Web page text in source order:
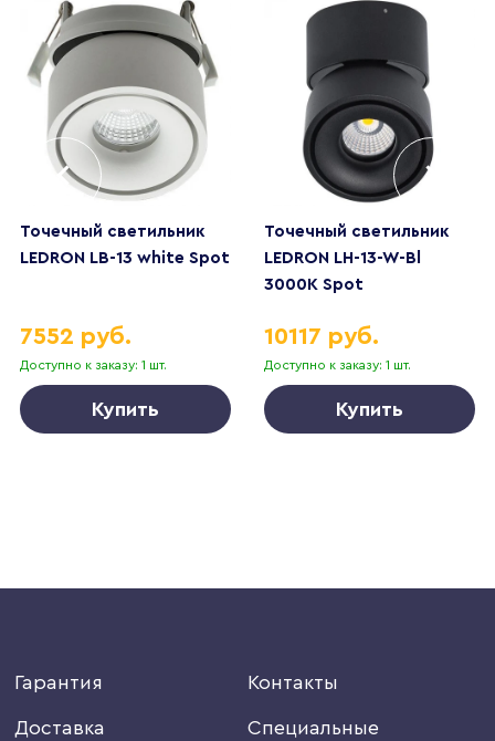
Точечный светильник
LEDRON LB-13 white Spot
Доступно к заказу: 1 шт.
7552 руб.
Купить
Точечный светильник
LEDRON LH-13-W-Bl
3000K Spot
Доступно к заказу: 1 шт.
10117 руб.
Купить
Гарантия
Доставка
Контакты
Специальные